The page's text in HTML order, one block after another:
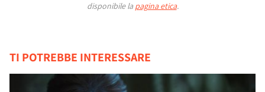
disponibile la pagina etica.
TI POTREBBE INTERESSARE